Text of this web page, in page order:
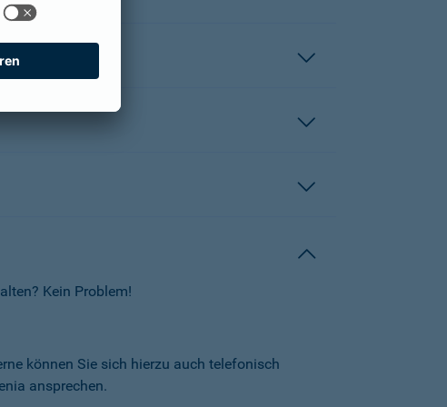
Kein Problem!
können Sie sich hierzu auch telefonisch
ansprechen.